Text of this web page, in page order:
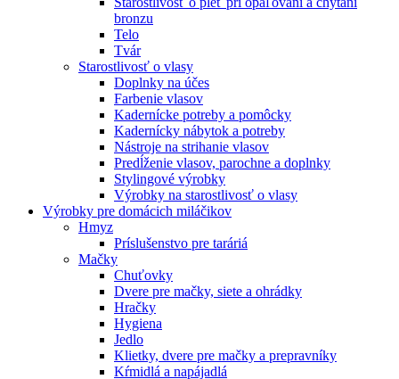
bronzu
Telo
Tvár
Starostlivosť o vlasy
Doplnky na účes
Farbenie vlasov
Kadernícke potreby a pomôcky
Kadernícky nábytok a potreby
Nástroje na strihanie vlasov
Predĺženie vlasov, parochne a doplnky
Stylingové výrobky
Výrobky na starostlivosť o vlasy
Výrobky pre domácich miláčikov
Hmyz
Príslušenstvo pre taráriá
Mačky
Chuťovky
Dvere pre mačky, siete a ohrádky
Hračky
Hygiena
Jedlo
Klietky, dvere pre mačky a prepravníky
Kŕmidlá a napájadlá